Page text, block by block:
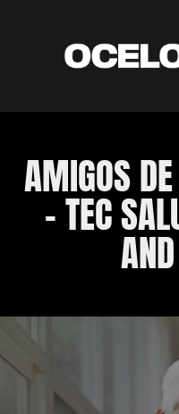
AMIGOS
- TEC